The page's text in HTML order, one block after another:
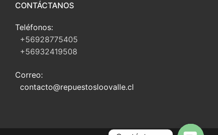
CONTÁCTANOS
Teléfonos:
+56928775405
+56932419508
Correo:
contacto@repuestosloovalle.cl